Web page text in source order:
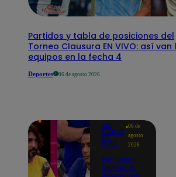
Partidos y tabla de posiciones del
Torneo Clausura EN VIVO: así van
equipos en la fecha 4
Deportes 06 de agosto 2026
ME
CAIGO
DE
RISA
06 de
agosto
2026
Me Caigo
De Risa: El